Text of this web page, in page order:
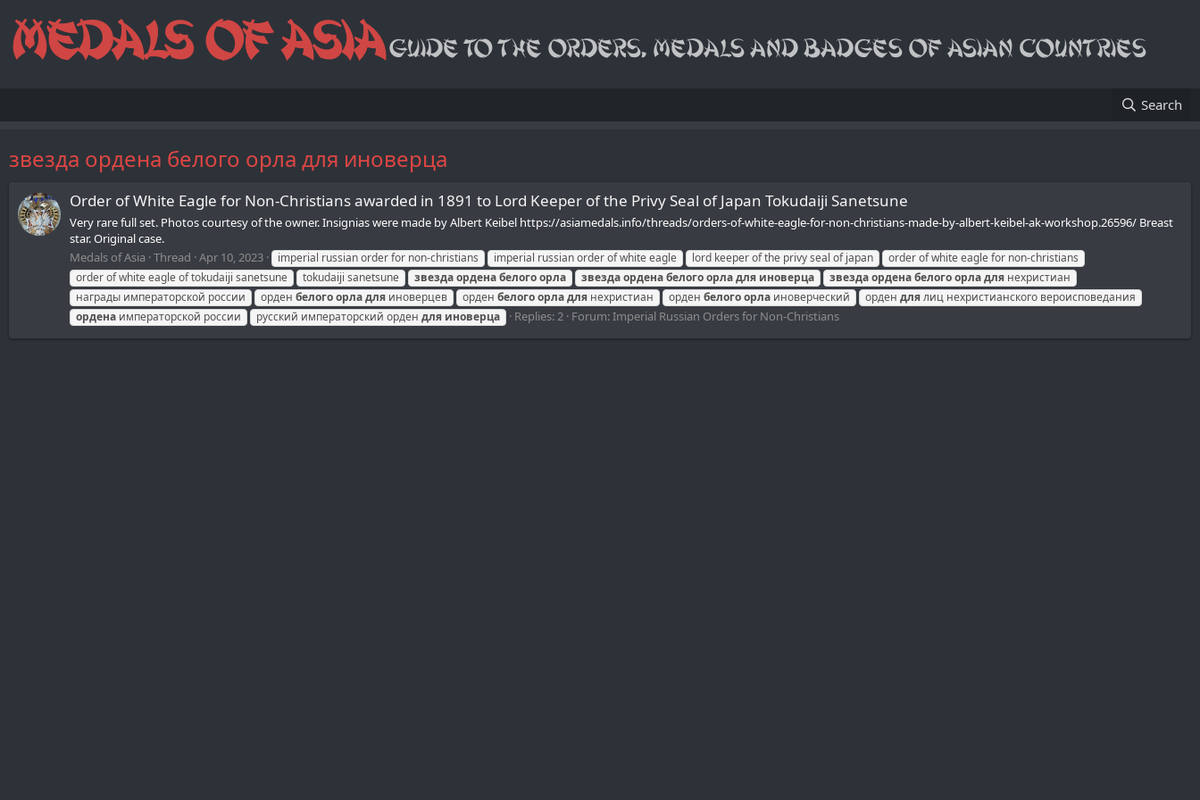
Search
звезда ордена белого орла для иноверца
Order of White Eagle for Non-Christians awarded in 1891 to Lord Keeper of the Privy Seal of Japan Tokudaiji Sanetsune
Very rare full set. Photos courtesy of the owner. Insignias were made by Albert Keibel https://asiamedals.info/threads/orders-of-white-eagle-for-non-christians-made-by-albert-keibel-ak-workshop.26596/ Breast
star. Original case.
Medals of Asia Thread Apr 10, 2023 imperial russian order for non-christians imperial russian order of white eagle lord keeper of the privy seal of japan
order of white eagle for non-christians
order of white eagle of tokudaiji sanetsune
tokudaiji sanetsune звездаорденабелогоорла звездаорденабелогоорладля иноверца звездаорденабелогоорладля нехристиан
награды императорской россии
орден белогоорладля иноверцев орден белогоорладля нехристиан орден белогоорла иноверческий орден длялиц нехристианского вероисповедания
ордена императорской россии русский императорский орден для иноверца Replies: 2 Forum:Imperial Russian Orders for Non-Christians